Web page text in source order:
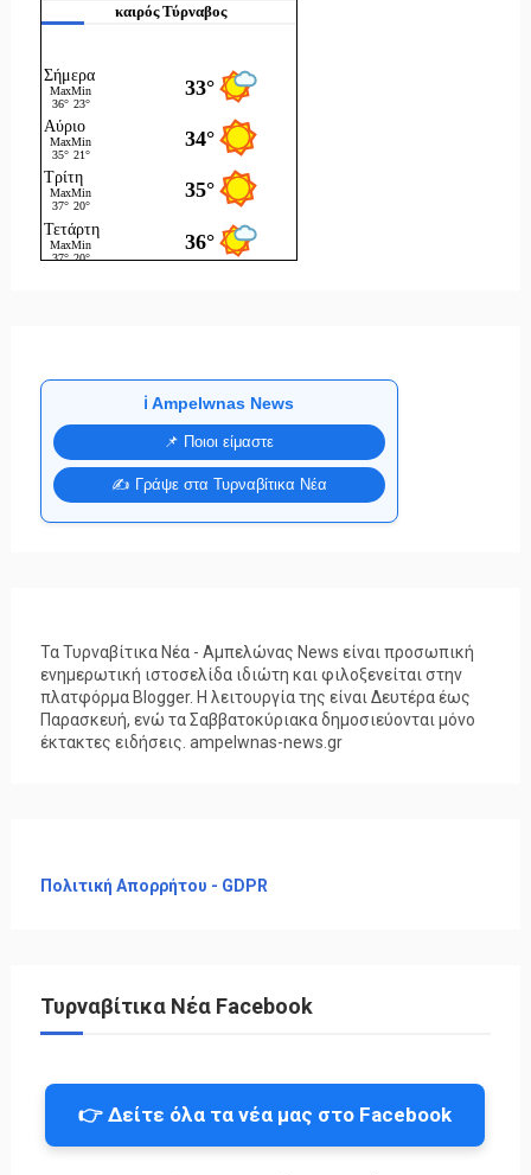
καιρός Τύρναβος
ℹ️ Ampelwnas News
📌 Ποιοι είμαστε
✍️ Γράψε στα Τυρναβίτικα Νέα
Τα Τυρναβίτικα Νέα - Αμπελώνας News είναι προσωπική
ενημερωτική ιστοσελίδα ιδιώτη και φιλοξενείται στην
πλατφόρμα Blogger. Η λειτουργία της είναι Δευτέρα έως
Παρασκευή, ενώ τα Σαββατοκύριακα δημοσιεύονται μόνο
έκτακτες ειδήσεις. ampelwnas-news.gr
Πολιτική Απορρήτου - GDPR
Τυρναβίτικα Νέα Facebook
👉 Δείτε όλα τα νέα μας στο Facebook